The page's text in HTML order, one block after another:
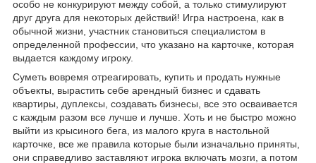
особо не конкурируют между собой, а только стимулируют
друг друга для некоторых действий! Игра настроена, как в
обычной жизни, участник становиться специалистом в
определенной профессии, что указано на карточке, которая
выдается каждому игроку.
Суметь вовремя отреагировать, купить и продать нужные
объекты, вырастить себе арендный бизнес и сдавать
квартиры, дуплексы, создавать бизнесы, все это осваивается
с каждым разом все лучше и лучше. Хоть и не быстро можно
выйти из крысиного бега, из малого круга в настольной
карточке, все же правила которые были изначально приняты,
они справедливо заставляют игрока включать мозги, а потом